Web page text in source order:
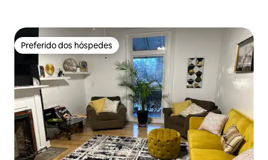
Preferido dos hóspedes
Preferido dos hóspedes